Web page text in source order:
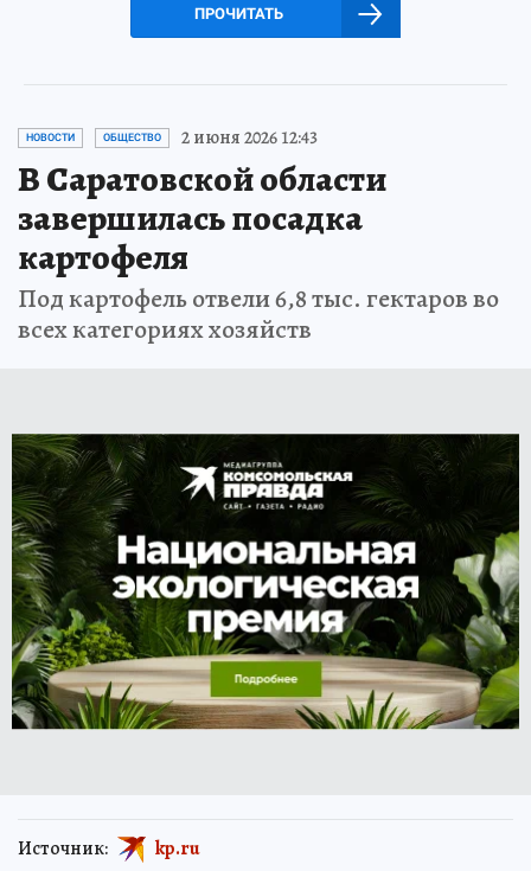
ПРОЧИТАТЬ
НОВОСТИ ОБЩЕСТВО 2 июня 2026 12:43
В Саратовской области
завершилась посадка
картофеля
Под картофель отвели 6,8 тыс. гектаров во
всех категориях хозяйств
Источник: kp.ru